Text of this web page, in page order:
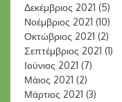
Δεκέμβριος 2021 (5)
Νοέμβριος 2021 (10)
Οκτώβριος 2021 (2)
Σεπτέμβριος 2021 (1)
Ιούνιος 2021 (7)
Μάιος 2021 (2)
Μάρτιος 2021 (3)